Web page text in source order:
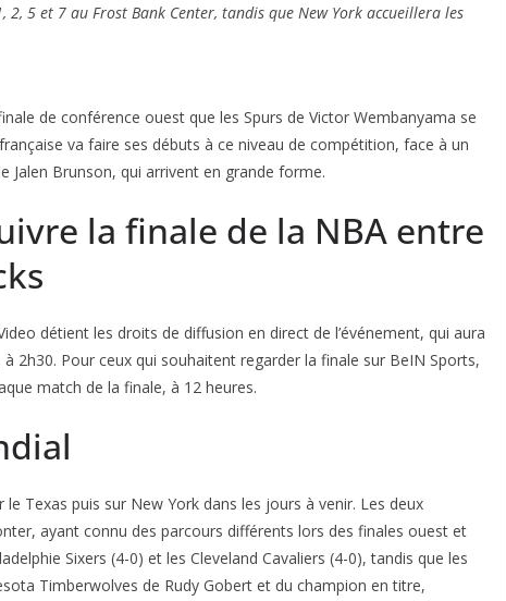
5 et 7 au Frost Bank Center, tandis que New York accueillera les
de conférence ouest que les Spurs de Victor Wembanyama se
va faire ses débuts à ce niveau de compétition, face à un
Jalen Brunson, qui arrivent en grande forme.
la finale de la NBA entre
détient les droits de diffusion en direct de l’événement, qui aura
2h30. Pour ceux qui souhaitent regarder la finale sur BeIN Sports,
match de la finale, à 12 heures.
Texas puis sur New York dans les jours à venir. Les deux
ayant connu des parcours différents lors des finales ouest et
Sixers (4-0) et les Cleveland Cavaliers (4-0), tandis que les
Timberwolves de Rudy Gobert et du champion en titre,